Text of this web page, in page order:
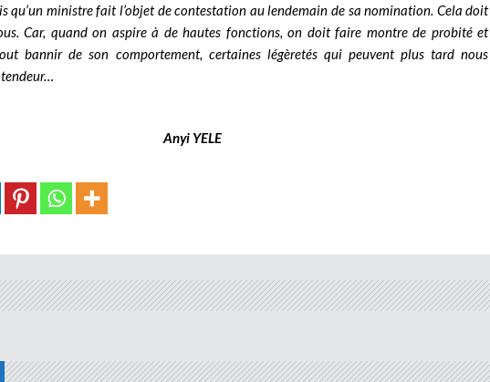
qu’un ministre fait l’objet de contestation au lendemain de sa nomination. Cela doit
Car, quand on aspire à de hautes fonctions, on doit faire montre de probité et
bannir de son comportement, certaines légèretés qui peuvent plus tard nous
Anyi YELE